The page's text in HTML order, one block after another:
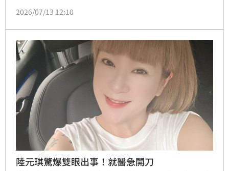
日子，適合補財庫、招財開運，並建議民眾把握時機完
2026/07/13 12:10
陸元琪驚爆雙眼出事！就醫急開刀